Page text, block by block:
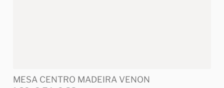
MESA CENTRO MADEIRA VENON